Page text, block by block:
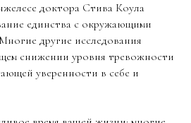
доктора Стива Коула
единства с окружающими
другие исследования
снижении уровня тревожности
уверенности в себе и